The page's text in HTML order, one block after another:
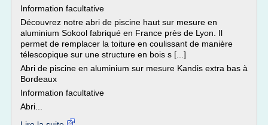
Information facultative
Découvrez notre abri de piscine haut sur mesure en
aluminium Sokool fabriqué en France près de Lyon. Il
permet de remplacer la toiture en coulissant de manière
télescopique sur une structure en bois s [...]
Abri de piscine en aluminium sur mesure Kandis extra bas à
Bordeaux
Information facultative
Abri...